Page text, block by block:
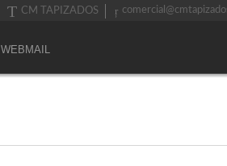
CM TAPIZADOS
WEBMAIL